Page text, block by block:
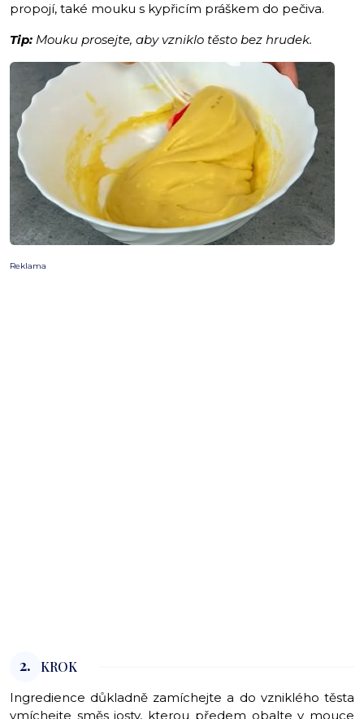
propojí, také mouku s kypřicím práškem do pečiva.
Tip: Mouku prosejte, aby vzniklo těsto bez hrudek.
Reklama
2. KROK
Ingredience důkladně zamíchejte a do vzniklého těsta
vmíchejte směs josty, kterou předem obalte v mouce